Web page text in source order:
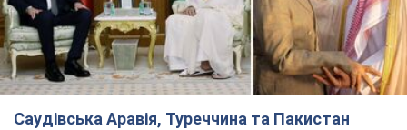
Саудівська Аравія, Туреччина та Пакистан